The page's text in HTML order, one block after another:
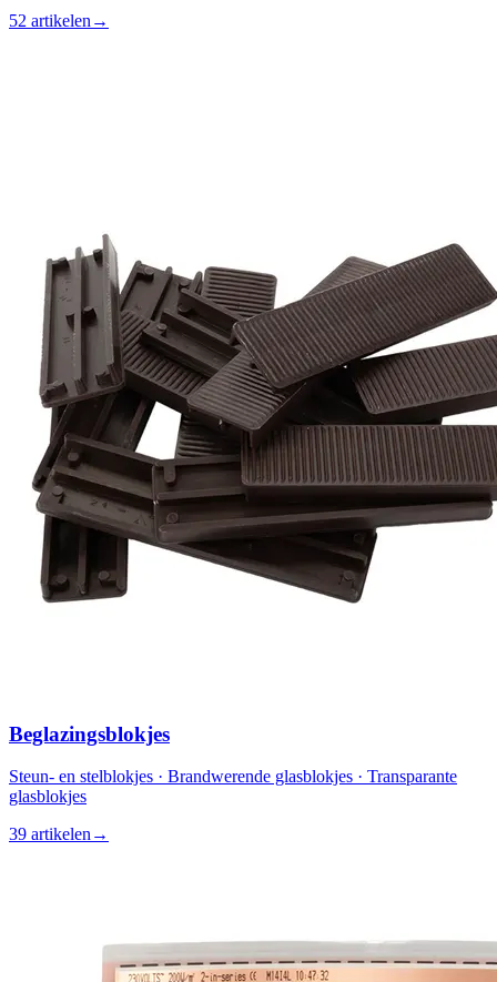
52 artikelen →
Beglazingsblokjes
Steun- en stelblokjes · Brandwerende glasblokjes · Transparante
glasblokjes
39 artikelen →